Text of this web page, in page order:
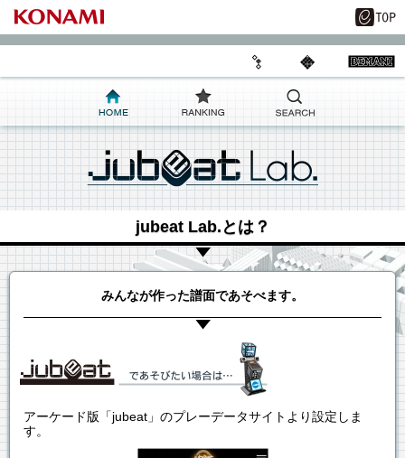
jubeat Lab.とは？
みんなが作った譜面であそべます。
アーケード版「jubeat」のプレーデータサイトより設定しま
す。